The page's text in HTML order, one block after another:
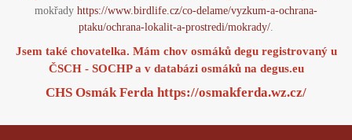
mokřady https://www.birdlife.cz/co-delame/vyzkum-a-ochrana-
ptaku/ochrana-lokalit-a-prostredi/mokrady/.
Jsem také chovatelka. Mám chov osmáků degu registrovaný u
ČSCH - SOCHP a v databázi osmáků na degus.eu
CHS Osmák Ferda https://osmakferda.wz.cz/